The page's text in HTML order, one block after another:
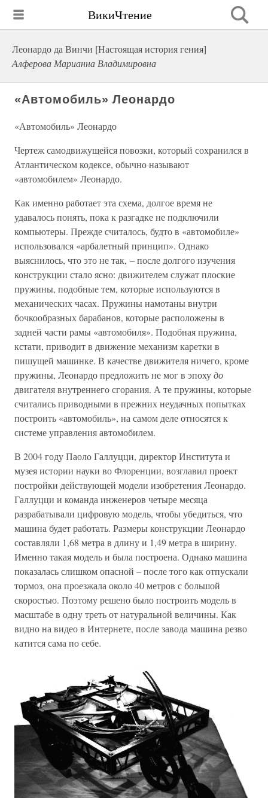
ВикиЧтение
Леонардо да Винчи [Настоящая история гения]
Алферова Марианна Владимировна
«Автомобиль» Леонардо
«Автомобиль» Леонардо
Чертеж самодвижущейся повозки, который сохранился в
Атлантическом кодексе, обычно называют
«автомобилем» Леонардо.
Как именно работает эта схема, долгое время не
удавалось понять, пока к разгадке не подключили
компьютеры. Прежде считалось, будто в «автомобиле»
использовался «арбалетный принцип». Однако
выяснилось, что это не так, – после долгого изучения
конструкции стало ясно: движителем служат плоские
пружины, подобные тем, которые используются в
механических часах. Пружины намотаны внутри
бочкообразных барабанов, которые расположены в
задней части рамы «автомобиля». Подобная пружина,
кстати, приводит в движение механизм каретки в
пишущей машинке. В качестве движителя ничего, кроме
пружины, Леонардо предложить не мог в эпохудо
двигателя внутреннего сгорания. А те пружины, которые
считались приводными в прежних неудачных попытках
построить «автомобиль», на самом деле относятся к
системе управления автомобилем.
В 2004 году Паоло Галлуцци, директор Института и
музея истории науки во Флоренции, возглавил проект
постройки действующей модели изобретения Леонардо.
Галлуцци и команда инженеров четыре месяца
разрабатывали цифровую модель, чтобы убедиться, что
машина будет работать. Размеры конструкции Леонардо
составляли 1,68 метра в длину и 1,49 метра в ширину.
Именно такая модель и была построена. Однако машина
показалась слишком опасной – после того как отпускали
тормоз, она проезжала около 40 метров с большой
скоростью. Поэтому решено было построить модель в
масштабе в одну треть от натуральной величины. Как
видно на видео в Интернете, после завода машина резво
катится сама по себе.